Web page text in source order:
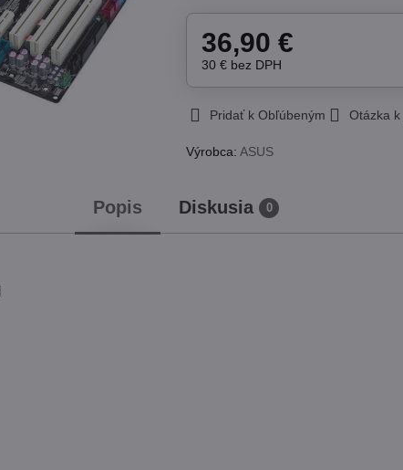
36,90 €
30 € bez DPH
Pridať k Obľúbeným Otázka
Výrobca:ASUS
Popis Diskusia 0